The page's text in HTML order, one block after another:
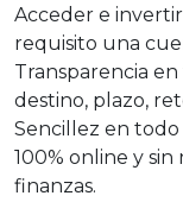
Acceder e
requisito una
Transparencia
destino, plazo,
Sencillez en
100% online y
finanzas.